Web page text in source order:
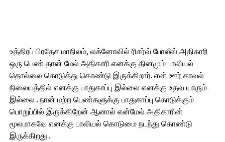
உத்திரப் பிரதேச மாநிலம், லக்னோவில் ரிசர்வ் போலீஸ் அதிகாரி
ஒரு பெண் தான் மேல் அதிகாரி எனக்கு தினமும் பாலியல்
தொல்லை கொடுத்து கொண்டு இருக்கிறார். என் ஊர் காவல்
நிலையத்தில் எனக்கு பாதுகாப்பு இல்லை எனக்கு உதவ யாரும்
இல்லை . நான் மற்ற பெண்களுக்கு பாதுகாப்பு கொடுக்கும்
பொறுப்பில் இருக்கிறேன் ஆனால் என்மேல் அதிகாரின்
மூலமாகவே எனக்கு பாலியல் கொடுமை நடந்து கொண்டு
இருக்கிறது .